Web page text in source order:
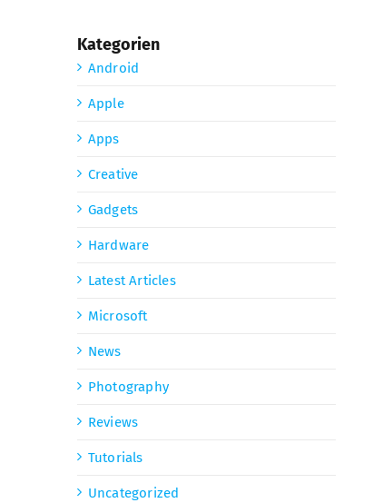
Kategorien
Android
Apple
Apps
Creative
Gadgets
Hardware
Latest Articles
Microsoft
News
Photography
Reviews
Tutorials
Uncategorized